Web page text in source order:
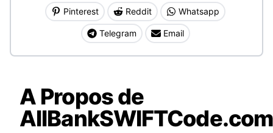
Pinterest Reddit Whatsapp
Telegram Email
A Propos de
AllBankSWIFTCode.com